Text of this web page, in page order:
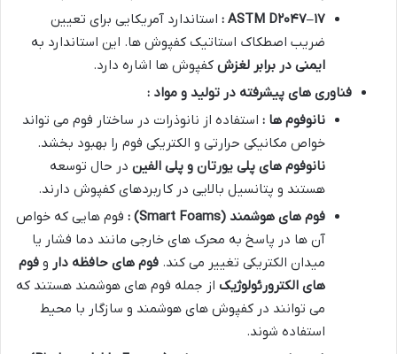
ASTM D۲۰۴۷–۱۷ : استاندارد آمریکایی برای تعیین
ضریب اصطکاک استاتیک کفپوش ها. این استاندارد به
ایمنی در برابر لغزش کفپوش ها اشاره دارد.
فناوری های پیشرفته در تولید و مواد :
نانوفوم ها : استفاده از نانوذرات در ساختار فوم می تواند
خواص مکانیکی حرارتی و الکتریکی فوم را بهبود بخشد.
نانوفوم های پلی یورتان و پلی الفین در حال توسعه
هستند و پتانسیل بالایی در کاربردهای کفپوش دارند.
فوم های هوشمند (Smart Foams)
: فوم هایی که خواص
آن ها در پاسخ به محرک های خارجی مانند دما فشار یا
میدان الکتریکی تغییر می کند. فوم های حافظه دار و فوم
های الکترورئولوژیک از جمله فوم های هوشمند هستند که
می توانند در کفپوش های هوشمند و سازگار با محیط
استفاده شوند.